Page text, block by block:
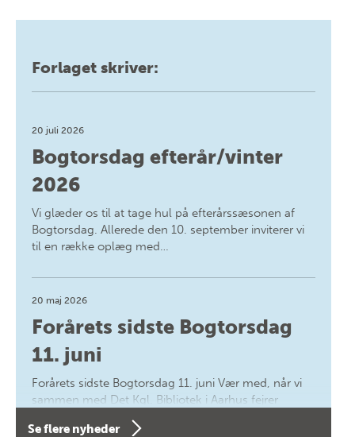
Forlaget skriver:
20 juli 2026
Bogtorsdag efterår/vinter
2026
Vi glæder os til at tage hul på efterårssæsonen af
Bogtorsdag. Allerede den 10. september inviterer vi
til en række oplæg med…
20 maj 2026
Forårets sidste Bogtorsdag
11. juni
Forårets sidste Bogtorsdag 11. juni Vær med, når vi
sammen med Det Kgl. Bibliotek i Aarhus fejrer
forfatterne bag vores nyes…
Se flere nyheder